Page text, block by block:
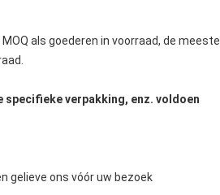
als goederen in voorraad, de meeste
specifieke verpakking, enz. voldoen
gelieve ons vóór uw bezoek